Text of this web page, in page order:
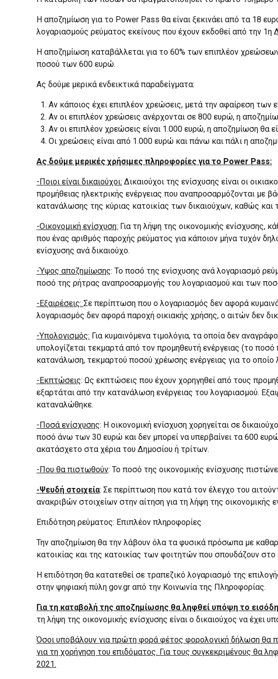
Η αποζημίωση για το Power Pass θα είναι ξεκινάει από τα 18
λογαριασμούς ρεύματος εκείνους που έχουν εκδοθεί από την
Η αποζημίωση καταβάλλεται για το 60% των επιπλέον
ποσού των 600 ευρώ.
Ας δούμε μερικά ενδεικτικά παραδείγματα:
Αν κάποιος έχει επιπλέον χρεώσεις, μετά την αφαίρεση
Αν οι επιπλέον χρεώσεις ανέρχονται σε 800 ευρώ, η
Αν οι επιπλέον χρεώσεις είναι 1.000 ευρώ, η αποζημίωση θα
Οι χρεώσεις είναι από 1.000 ευρώ και πάνω και πάλι η
Ας δούμε μερικές χρήσιμες πληροφορίες για το Power Pass:
-Ποιοι είναι δικαιούχοι: Δικαιούχοι της ενίσχυσης είναι οι
προμήθειας ηλεκτρικής ενέργειας που αναπροσαρμόζονται με
κατανάλωσης της κύριας κατοικίας των δικαιούχων, καθώς
-Οικονομική ενίσχυση: Για τη λήψη της οικονομικής ενίσχυσης,
που ένας αριθμός παροχής ρεύματος για κάποιον μήνα τυχόν
ενίσχυσης ανά δικαιούχο.
-Ύψος αποζημίωσης: Το ποσό της ενίσχυσης ανά λογαριασμό
ποσό της ρήτρας αναπροσαρμογής του λογαριασμού και των
-Εξαιρέσεις: Σε περίπτωση που ο λογαριασμός δεν αφορά
λογαριασμός δεν αφορά παροχή οικιακής χρήσης, ο αιτών δεν
-Υπολογισμός: Για κυμαινόμενα τιμολόγια, τα οποία δεν
υπολογίζεται τεκμαρτά από τον προμηθευτή ενέργειας (το
κατανάλωση, τεκμαρτού ποσού χρέωσης ενέργειας για το
-Εκπτώσεις: Ως εκπτώσεις που έχουν χορηγηθεί από τους
εξαρτάται από την κατανάλωση ενέργειας του λογαριασμού.
καταναλώθηκε.
-Ποσά ενίσχυσης: Η οικονομική ενίσχυση χορηγείται σε
ποσό άνω των 30 ευρώ και δεν μπορεί να υπερβαίνει τα 600
ακατάσχετο στα χέρια του Δημοσίου ή τρίτων.
-Που θα πιστωθούν: Το ποσό της οικονομικής ενίσχυσης
-Ψευδή στοιχεία: Σε περίπτωση που κατά τον έλεγχο του
ανακριβών στοιχείων στην αίτηση για τη λήψη της οικονομικής
Επιδότηση ρεύματος: Επιπλέον πληροφορίες
Την αποζημίωση θα την λάβουν όλα τα φυσικά πρόσωπα με
κατοικίας και της κατοικίας των φοιτητών που σπουδάζουν
Η επιδότηση θα κατατεθεί σε τραπεζικό λογαριασμό της
στην ψηφιακή πύλη gov.gr από την Κοινωνία της Πληροφορίας.
Για τη καταβολή της αποζημίωσης θα ληφθεί υπόψη το
τη λήψη της οικονομικής ενίσχυσης είναι ο δικαιούχος να
Όσοι υποβάλουν για πρώτη φορά φέτος φορολογική δήλωση θα
για τη χορήγηση του επιδόματος. Για τους συγκεκριμένους θα
2021.